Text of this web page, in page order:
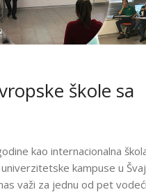
škole sa
kao internacionalna
kampuse u
važi za jednu od pet